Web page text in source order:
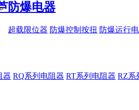
防爆电器
超载限位器 防爆控制按扭 防爆运行
器 RQ系列电阻器 RT系列电阻器 RZ系